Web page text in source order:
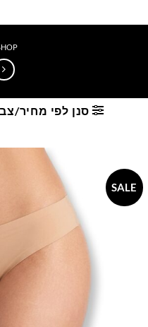
סנן לפי מחיר/
SALE